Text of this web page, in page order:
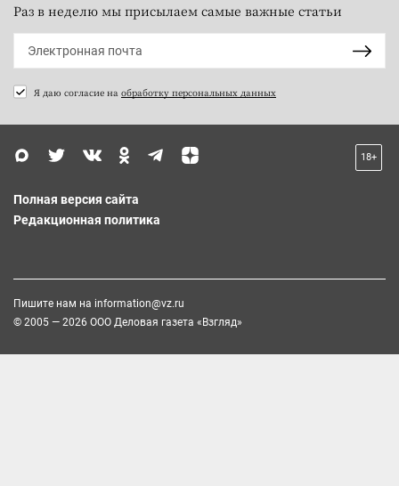
Раз в неделю мы присылаем самые важные статьи
Я даю согласие на обработку персональных данных
18+
Полная версия сайта
Редакционная политика
Пишите нам на information@vz.ru
© 2005 — 2026 ООО Деловая газета «Взгляд»